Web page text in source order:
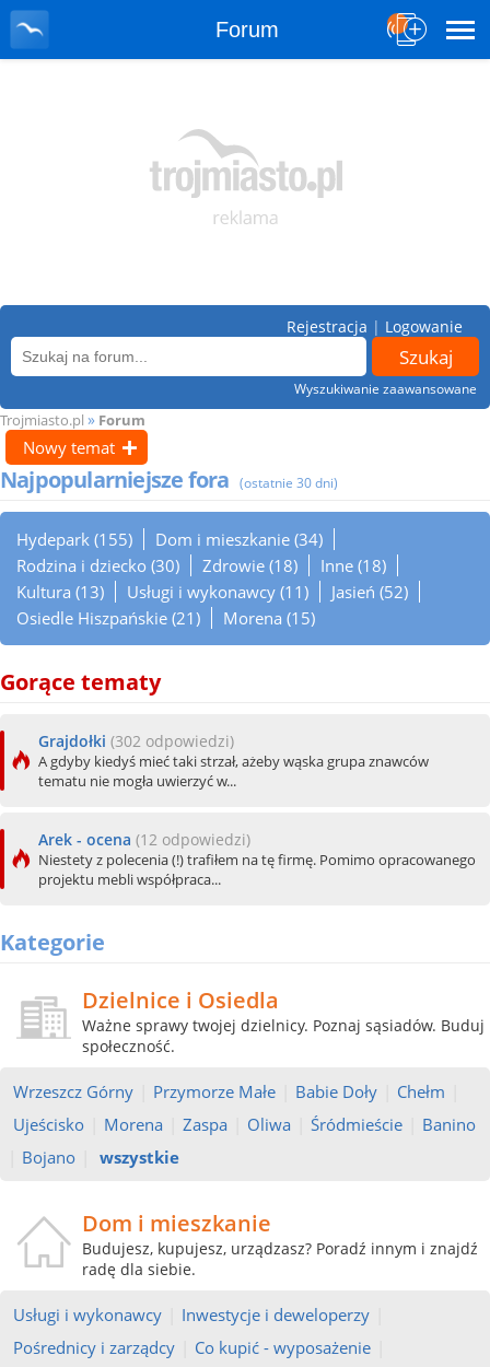
Forum
Wyszukiwanie zaawansowane
Rejestracja | Logowanie
Trojmiasto.pl » Forum
Nowy temat
Najpopularniejsze fora (ostatnie 30 dni)
Hydepark (155)
Dom i mieszkanie (34)
Rodzina i dziecko (30)
Zdrowie (18)
Inne (18)
Kultura (13)
Usługi i wykonawcy (11)
Jasień (52)
Osiedle Hiszpańskie (21)
Morena (15)
Gorące tematy
Grajdołki (302 odpowiedzi)
A gdyby kiedyś mieć taki strzał, ażeby wąska grupa znawców
tematu nie mogła uwierzyć w...
Arek - ocena (12 odpowiedzi)
Niestety z polecenia (!) trafiłem na tę firmę. Pomimo opracowanego
projektu mebli współpraca...
Kategorie
Dzielnice i Osiedla
Ważne sprawy twojej dzielnicy. Poznaj sąsiadów. Buduj
społeczność.
Wrzeszcz Górny Przymorze Małe Babie Doły Chełm
Ujeścisko
Morena Zaspa Oliwa Śródmieście
Banino
Bojano wszystkie
Dom i mieszkanie
Budujesz, kupujesz, urządzasz? Poradź innym i znajdź
radę dla siebie.
Usługi i wykonawcy Inwestycje i deweloperzy
Pośrednicy i zarządcy
Co kupić - wyposażenie